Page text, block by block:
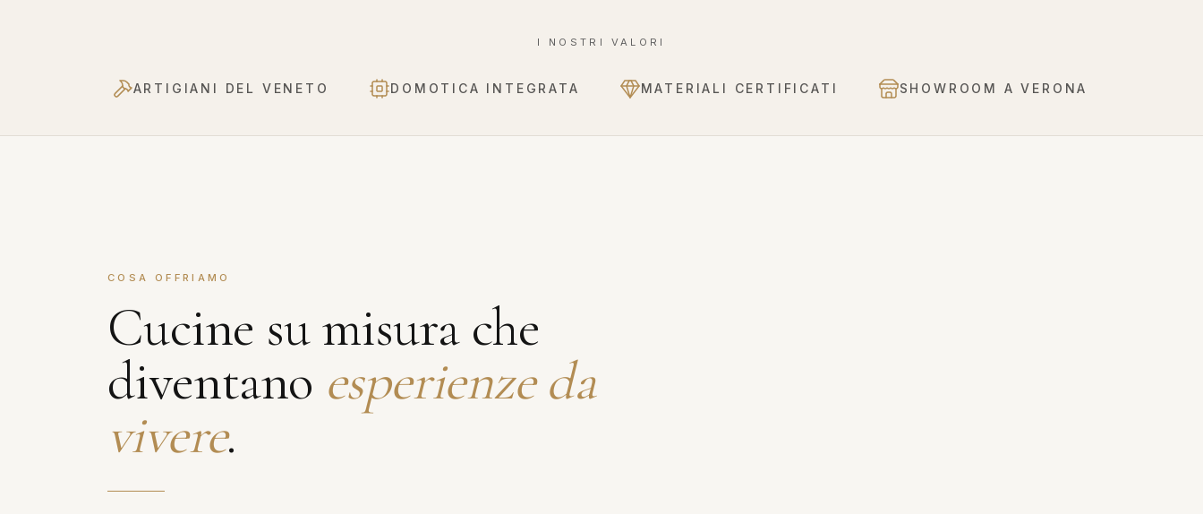
I NOSTRI VALORI
ARTIGIANI DEL VENETO DOMOTICA INTEGRATA MATERIALI CERTIFICATI SHOWROOM A VERONA
COSA OFFRIAMO
Cucine su misura che
diventano esperienze da
vivere.